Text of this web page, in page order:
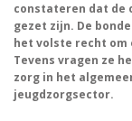
constateren dat de
gezet zijn. De
het volste recht
Tevens vragen ze
zorg in het
jeugdzorgsector.